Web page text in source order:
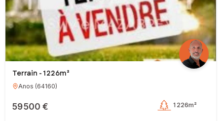
Terrain - 1 226m²
Anos (64160)
59 500 € 1 226m²